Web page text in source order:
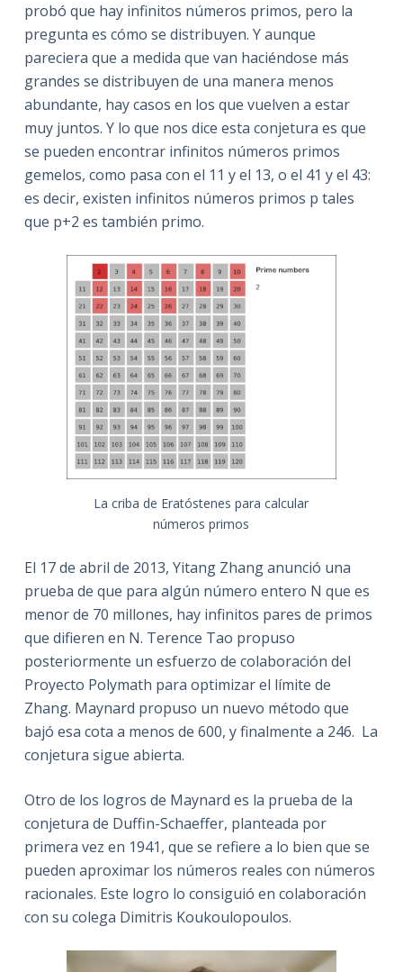
probó que hay infinitos números primos, pero la
pregunta es cómo se distribuyen. Y aunque
pareciera que a medida que van haciéndose más
grandes se distribuyen de una manera menos
abundante, hay casos en los que vuelven a estar
muy juntos. Y lo que nos dice esta conjetura es que
se pueden encontrar infinitos números primos
gemelos, como pasa con el 11 y el 13, o el 41 y el 43:
es decir, existen infinitos números primos p tales
que p+2 es también primo.
La criba de Eratóstenes para calcular
números primos
El 17 de abril de 2013, Yitang Zhang anunció una
prueba de que para algún número entero N que es
menor de 70 millones, hay infinitos pares de primos
que difieren en N. Terence Tao propuso
posteriormente un esfuerzo de colaboración del
Proyecto Polymath para optimizar el límite de
Zhang. Maynard propuso un nuevo método que
bajó esa cota a menos de 600, y finalmente a 246. La
conjetura sigue abierta.
Otro de los logros de Maynard es la prueba de la
conjetura de Duffin-Schaeffer, planteada por
primera vez en 1941, que se refiere a lo bien que se
pueden aproximar los números reales con números
racionales. Este logro lo consiguió en colaboración
con su colega Dimitris Koukoulopoulos.